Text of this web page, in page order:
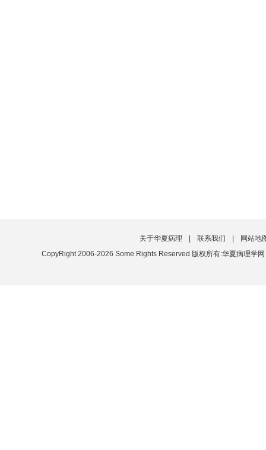
关于华夏病理 联系我们
网站地
CopyRight 2006-2026 Some Rights Reserved 版权所有:华夏病理学